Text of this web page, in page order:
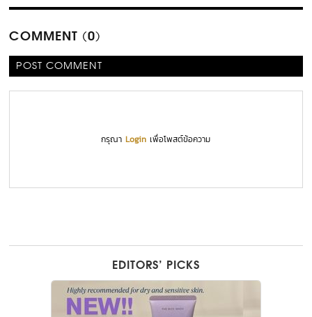
COMMENT (0)
POST COMMENT
กรุณาLogin เพื่อโพสต์ข้อความ
EDITORS’ PICKS